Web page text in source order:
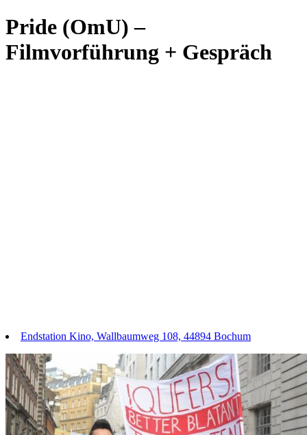
Pride (OmU) –
Filmvorführung + Gespräch
Endstation Kino, Wallbaumweg 108, 44894 Bochum